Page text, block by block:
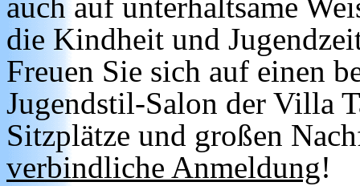
auch auf unterhaltsame
die Kindheit und
Freuen Sie sich auf einen
Jugendstil-Salon der Villa
Sitzplätze und großen
verbindliche Anmeldung!